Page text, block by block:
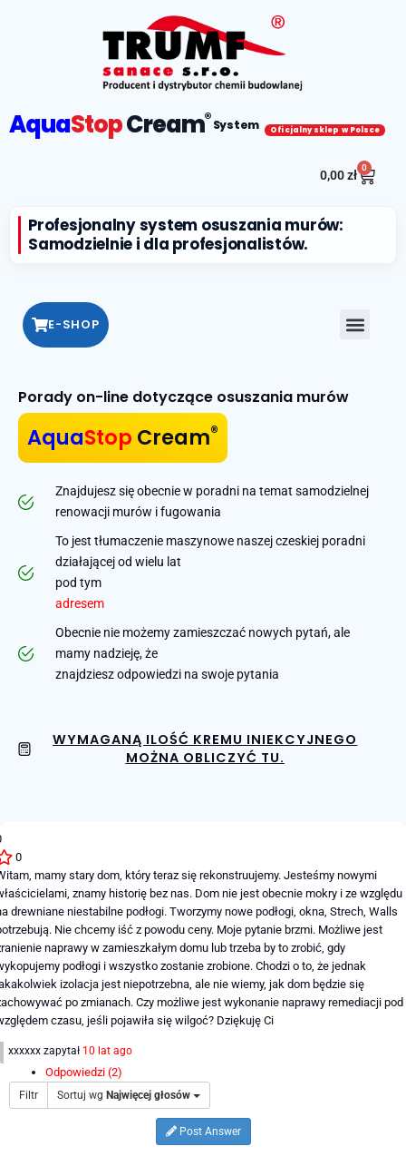
AquaStopCream®System Oficjalny sklep w Polsce
0,00zł
0
Profesjonalny system osuszania murów:
Samodzielnie i dla profesjonalistów.
E-SHOP
Porady on-line dotyczące osuszania murów
AquaStop Cream®
Znajdujesz się obecnie w poradni na temat samodzielnej
renowacji murów i fugowania
To jest tłumaczenie maszynowe naszej czeskiej poradni
działającej od wielu lat
pod tym
adresem
Obecnie nie możemy zamieszczać nowych pytań, ale
mamy nadzieję, że
znajdziesz odpowiedzi na swoje pytania
WYMAGANĄ ILOŚĆ KREMU INIEKCYJNEGO
MOŻNA OBLICZYĆ TU.
0
mamy stary dom, który teraz się rekonstruujemy. Jesteśmy nowymi
znamy historię bez nas. Dom nie jest obecnie mokry i ze względu
drewniane niestabilne podłogi. Tworzymy nowe podłogi, okna, Strech, Walls
Nie chcemy iść z powodu ceny. Moje pytanie brzmi. Możliwe jest
naprawy w zamieszkałym domu lub trzeba by to zrobić, gdy
podłogi i wszystko zostanie zrobione. Chodzi o to, że jednak
izolacja jest niepotrzebna, ale nie wiemy, jak dom będzie się
po zmianach. Czy możliwe jest wykonanie naprawy remediacji pod
czasu, jeśli pojawiła się wilgoć? Dziękuję Ci
xxxxxx zapytał 10 lat ago
Odpowiedzi (2)
Filtr Sortuj wg Najwięcej głosów
Post Answer